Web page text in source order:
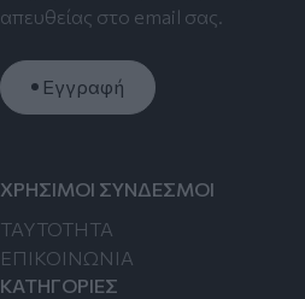
απευθείας στο email σας.
Εγγραφή
ΧΡΗΣΙΜΟΙ ΣΥΝΔΕΣΜΟΙ
TAYTOTHTA
ΕΠΙΚΟΙΝΩΝΙΑ
ΚΑΤΗΓΟΡΙΕΣ